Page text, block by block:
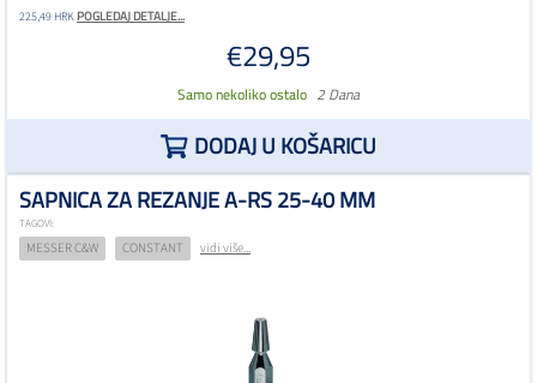
225,49 HRKPOGLEDAJ DETALJE...
€29,95
Samo nekoliko ostalo 2 Dana
DODAJ U KOŠARICU
SAPNICA ZA REZANJE A-RS 25-40 MM
TAGOVI:
MESSER C&W CONSTANT vidi više...